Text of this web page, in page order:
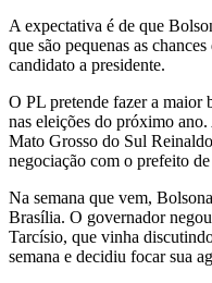
A expectativa é de que
que são pequenas as
candidato a presidente.
O PL pretende fazer a maior
nas eleições do próximo
Mato Grosso do Sul
negociação com o prefeito
Na semana que vem,
Brasília. O governador
Tarcísio, que vinha
semana e decidiu focar sua